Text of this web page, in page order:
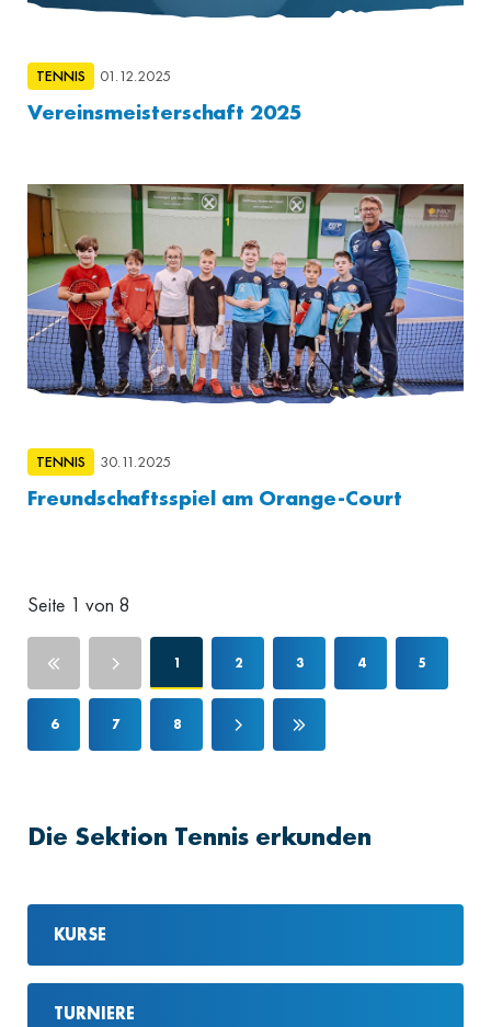
TENNIS 01.12.2025
Vereinsmeisterschaft 2025
TENNIS 30.11.2025
Freundschaftsspiel am Orange-Court
Seite 1 von 8
1 2 3 4 5
6 7 8
Die Sektion Tennis erkunden
KURSE
TURNIERE